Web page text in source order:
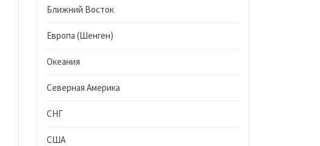
Ближний Восток
Европа (Шенген)
Океания
Северная Америка
СНГ
США